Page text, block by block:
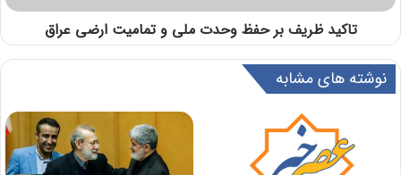
تاکید ظریف بر حفظ وحدت ملی و تمامیت ارضی عراق
نوشته های مشابه